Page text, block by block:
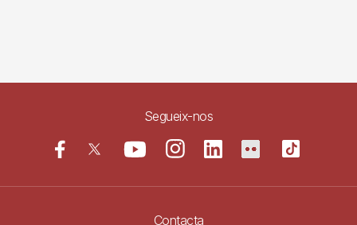
Segueix-nos
Contacta